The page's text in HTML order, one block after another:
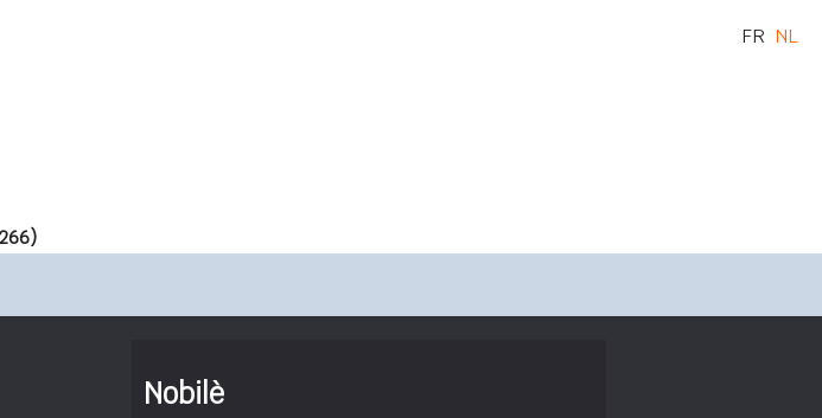
FR NL
Nobilè